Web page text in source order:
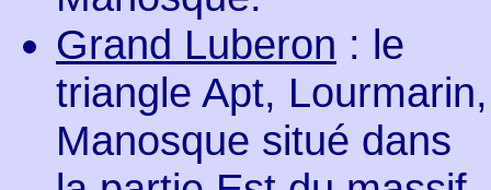
Grand Luberon : le
triangle Apt, Lourmarin,
Manosque situé dans